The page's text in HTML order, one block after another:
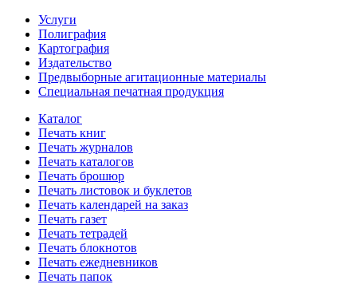
Услуги
Полиграфия
Картография
Издательство
Предвыборные агитационные материалы
Специальная печатная продукция
Каталог
Печать книг
Печать журналов
Печать каталогов
Печать брошюр
Печать листовок и буклетов
Печать календарей на заказ
Печать газет
Печать тетрадей
Печать блокнотов
Печать ежедневников
Печать папок